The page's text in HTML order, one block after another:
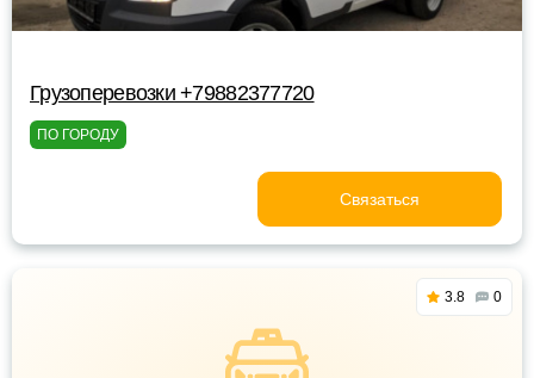
Грузоперевозки +79882377720
ПО ГОРОДУ
Связаться
3.8 0